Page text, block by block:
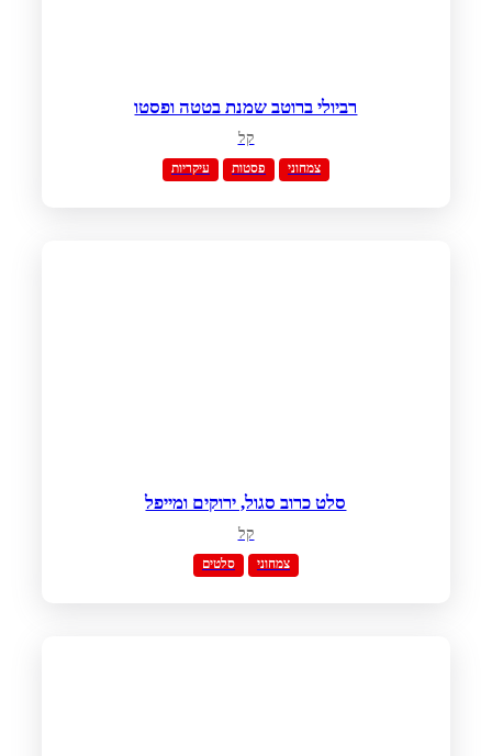
רביולי ברוטב שמנת בטטה ופסטו
קל
עיקריות פסטות צמחוני
סלט כרוב סגול, ירוקים ומייפל
קל
סלטים צמחוני